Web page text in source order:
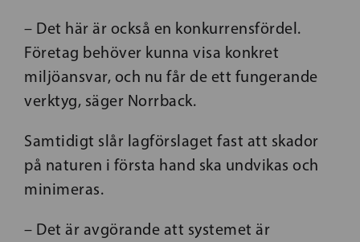
– Det här är också en konkurrensfördel.
Företag behöver kunna visa konkret
miljöansvar, och nu får de ett fungerande
verktyg, säger Norrback.
Samtidigt slår lagförslaget fast att skador
på naturen i första hand ska undvikas och
minimeras.
– Det är avgörande att systemet är